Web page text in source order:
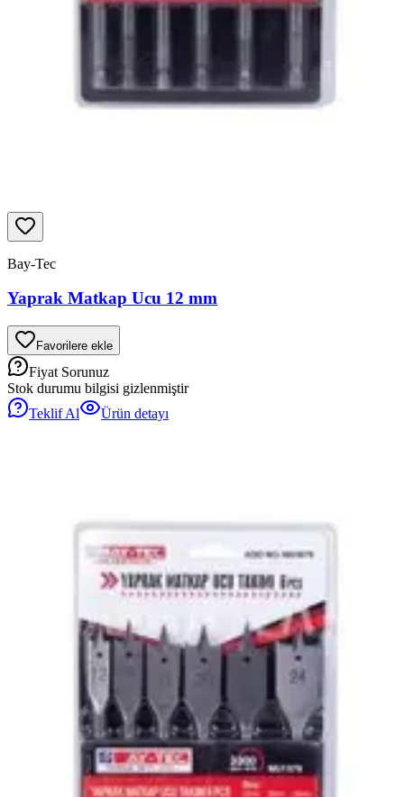
Bay-Tec
Yaprak Matkap Ucu 12 mm
Favorilere ekle
Fiyat Sorunuz
Stok durumu bilgisi gizlenmiştir
Teklif Al
Ürün detayı